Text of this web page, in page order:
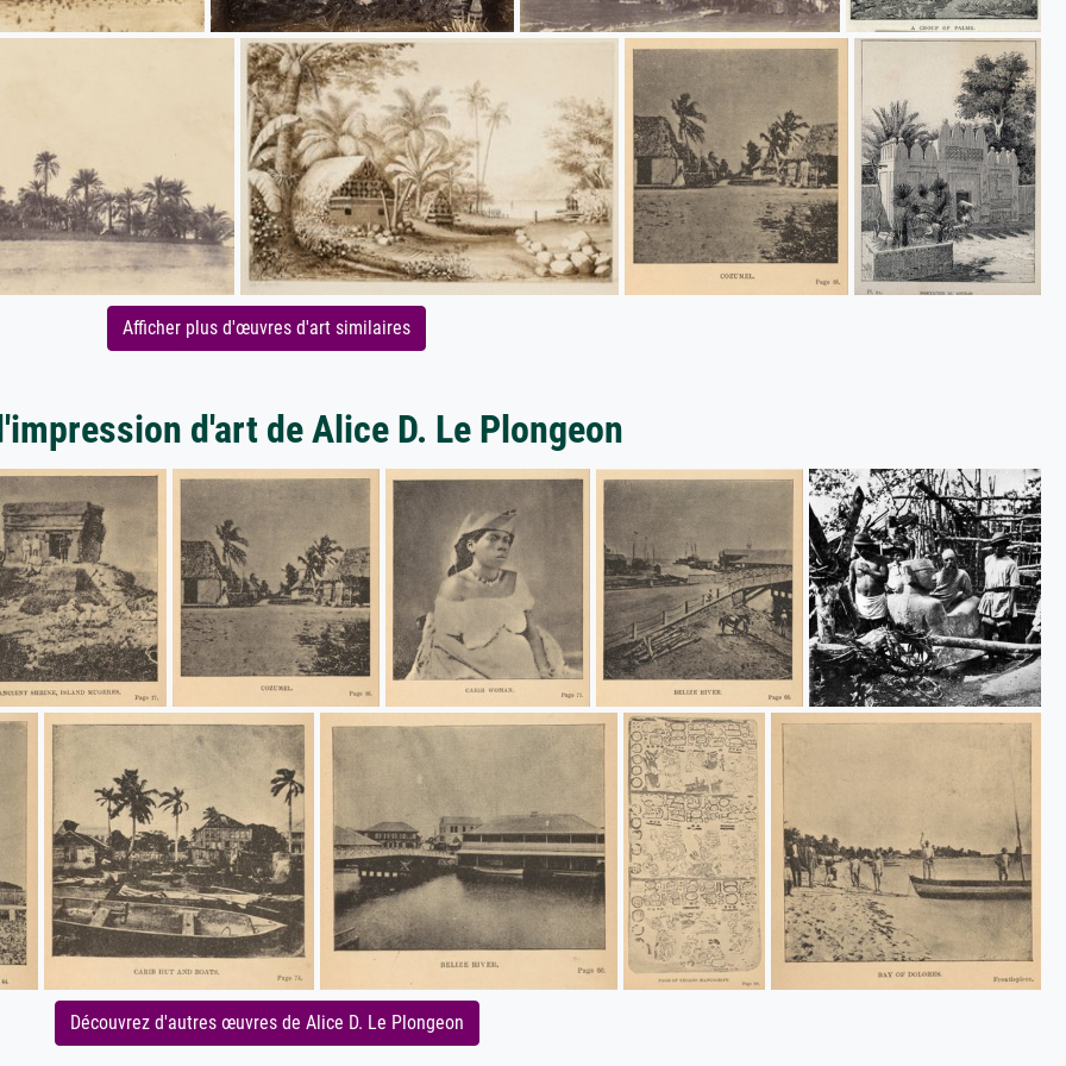
Afficher plus d'œuvres d'art similaires
d'art de Alice D. Le Plongeon
Découvrez d'autres œuvres de Alice D. Le Plongeon